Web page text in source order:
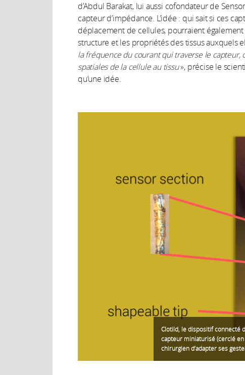
d’Abdul Barakat, lui aussi cofondateur de
capteur d’impédance. L’idée : qui sait si ces
déplacement de cellules, pourraient
structure et les propriétés des tissus auxquels
la fréquence du courant qui traverse le
spatiales de la cellule au tissu», précise le
qu’une idée.
Clotild, le dispositif connecté
capteur miniaturisé (cerclé
chirurgien d’adapter ses